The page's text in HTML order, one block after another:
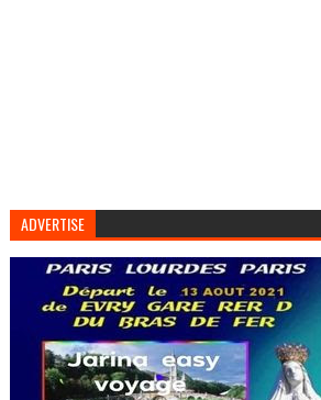
ADVERTISE